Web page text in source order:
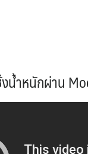
น้ำหนักผ่าน